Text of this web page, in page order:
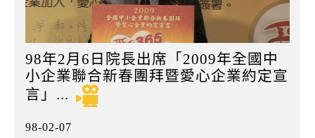
98年2月6日院長出席「2009年全國中
小企業聯合新春團拜暨愛心企業約定宣
言」...
98-02-07